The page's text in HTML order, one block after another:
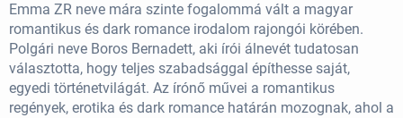
Emma ZR neve mára szinte fogalommá vált a magyar
romantikus és dark romance irodalom rajongói körében.
Polgári neve Boros Bernadett, aki írói álnevét tudatosan
választotta, hogy teljes szabadsággal építhesse saját,
egyedi történetvilágát. Az írónő művei a romantikus
regények, erotika és dark romance határán mozognak, ahol a